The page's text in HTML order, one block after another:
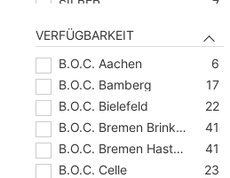
SILBER
7
WEISS
VERFÜGBARKEIT
B.O.C. Aachen
6
B.O.C. Bamberg
17
B.O.C. Bielefeld
22
B.O.C. Bremen Brinkum
41
B.O.C. Bremen Hastedt
41
B.O.C. Celle
23